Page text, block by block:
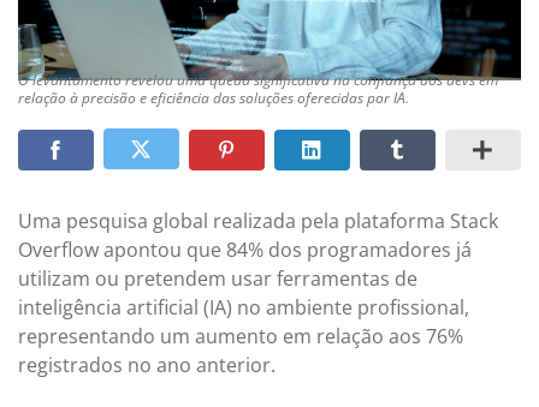
O levantamento revelou uma queda significativa na confiança dos devs em
relação à precisão e eficiência das soluções oferecidas por IA.
Uma pesquisa global realizada pela plataforma Stack
Overflow apontou que 84% dos programadores já
utilizam ou pretendem usar ferramentas de
inteligência artificial (IA) no ambiente profissional,
representando um aumento em relação aos 76%
registrados no ano anterior.